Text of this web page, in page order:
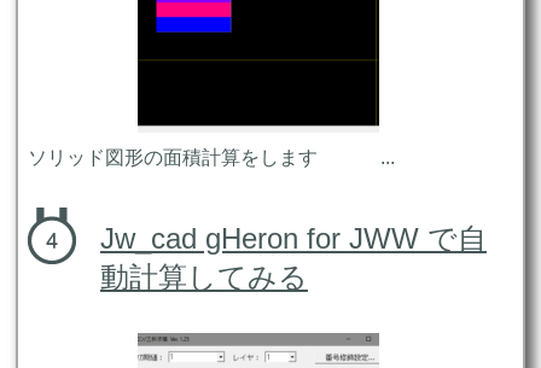
ソリッド図形の面積計算をします ...
Jw_cad gHeron for JWW で自
動計算してみる